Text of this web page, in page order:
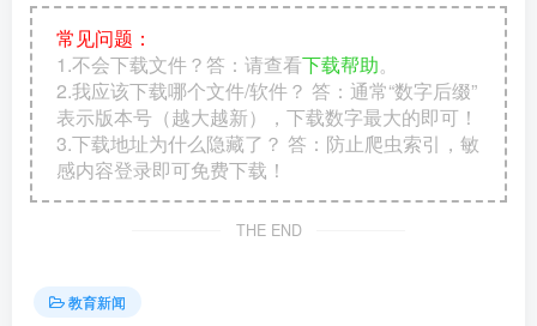
常见问题：
1.不会下载文件？答：请查看下载帮助。
2.我应该下载哪个文件/软件？ 答：通常“数字后缀”
表示版本号（越大越新），下载数字最大的即可！
3.下载地址为什么隐藏了？ 答：防止爬虫索引，敏
感内容登录即可免费下载！
THE END
教育新闻